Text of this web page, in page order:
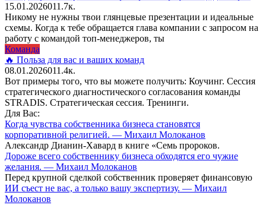
15.01.2026011.7к.
Никому не нужны твои глянцевые презентации и идеальные
схемы. Когда к тебе обращается глава компании с запросом на
работу с командой топ-менеджеров, ты
Команда
🔥 Польза для вас и ваших команд
08.01.2026011.4к.
Вот примеры того, что вы можете получить: Коучинг. Сессия
стратегического диагностического согласования команды
STRADIS. Стратегическая сессия. Тренинги.
Для Вас:
Когда чувства собственника бизнеса становятся
корпоративной религией. — Михаил Молоканов
Александр Дианин-Хавард в книге «Семь пророков.
Дороже всего собственнику бизнеса обходятся его чужие
желания. — Михаил Молоканов
Перед крупной сделкой собственник проверяет финансовую
ИИ съест не вас, а только вашу экспертизу. — Михаил
Молоканов